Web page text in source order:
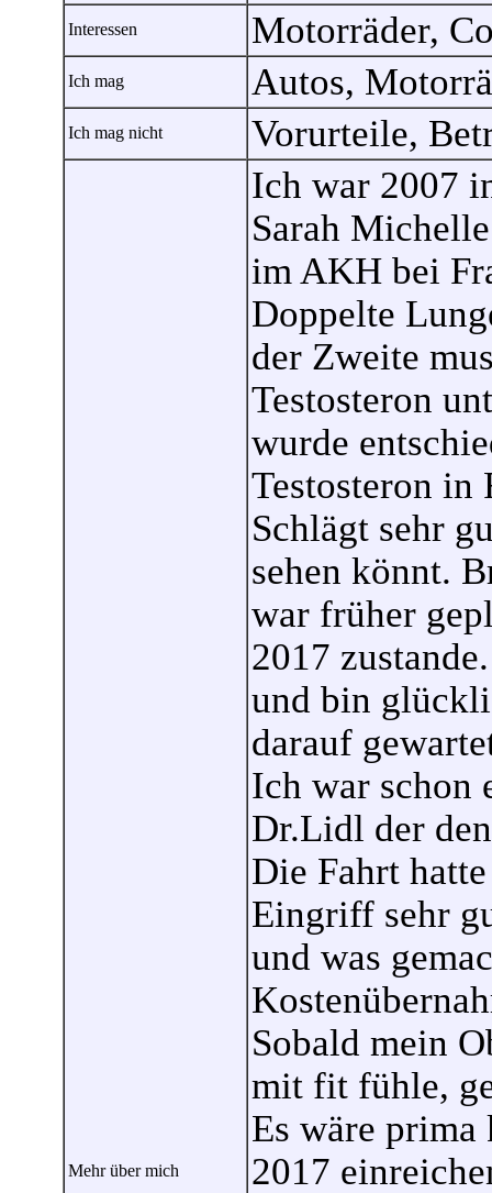
Interessen Motorräder,
Ich mag Autos,
Ich mag nicht Vorurteile,
Mehr über mich
Ich war 2007
Sarah
im AKH bei
Doppelte
der Zweite
Testosteron
wurde
Testosteron in
Schlägt sehr
sehen könnt.
war früher
2017
und bin
darauf
Ich war schon
Dr.Lidl der
Die Fahrt
Eingriff sehr
und was
Sobald mein
mit fit fühle,
Es wäre prima
2017